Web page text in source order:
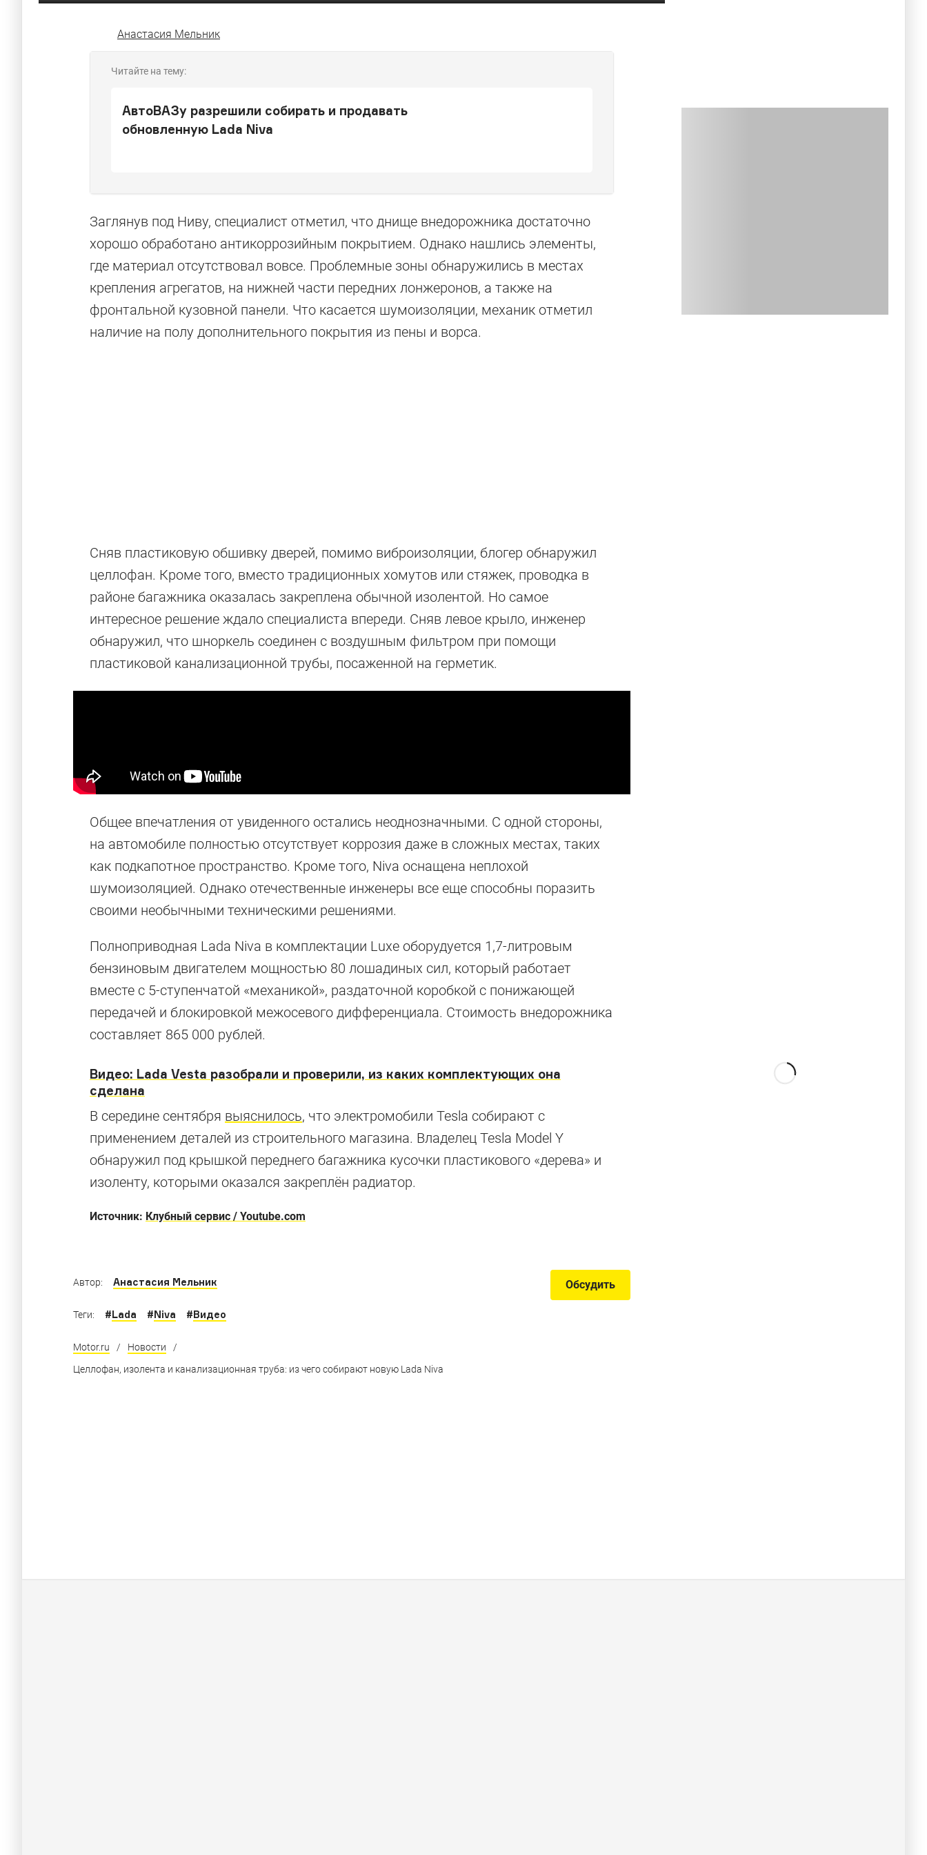
Анастасия Мельник
Читайте на тему:
АвтоВАЗу разрешили собирать и продавать
обновленную Lada Niva
Заглянув под Ниву, специалист отметил, что днище внедорожника достаточно
хорошо обработано антикоррозийным покрытием. Однако нашлись элементы,
где материал отсутствовал вовсе. Проблемные зоны обнаружились в местах
крепления агрегатов, на нижней части передних лонжеронов, а также на
фронтальной кузовной панели. Что касается шумоизоляции, механик отметил
наличие на полу дополнительного покрытия из пены и ворса.
Сняв пластиковую обшивку дверей, помимо виброизоляции, блогер обнаружил
целлофан. Кроме того, вместо традиционных хомутов или стяжек, проводка в
районе багажника оказалась закреплена обычной изолентой. Но самое
интересное решение ждало специалиста впереди. Сняв левое крыло, инженер
обнаружил, что шноркель соединен с воздушным фильтром при помощи
пластиковой канализационной трубы, посаженной на герметик.
Общее впечатления от увиденного остались неоднозначными. С одной стороны,
на автомобиле полностью отсутствует коррозия даже в сложных местах, таких
как подкапотное пространство. Кроме того, Niva оснащена неплохой
шумоизоляцией. Однако отечественные инженеры все еще способны поразить
своими необычными техническими решениями.
Полноприводная Lada Niva в комплектации Luxe оборудуется 1,7-литровым
бензиновым двигателем мощностью 80 лошадиных сил, который работает
вместе с 5-ступенчатой «механикой», раздаточной коробкой с понижающей
передачей и блокировкой межосевого дифференциала. Стоимость внедорожника
составляет 865 000 рублей.
Видео: Lada Vesta разобрали и проверили, из каких комплектующих она
сделана
В середине сентября выяснилось, что электромобили Tesla собирают с
применением деталей из строительного магазина. Владелец Tesla Model Y
обнаружил под крышкой переднего багажника кусочки пластикового «дерева» и
изоленту, которыми оказался закреплён радиатор.
Источник: Клубный сервис / Youtube.com
Необычные «Нивы»
12 модификаций легендарного внедорожника, о которых вы не знали
Обсудить
Автор: Анастасия Мельник
Теги: #Lada #Niva #Видео
Motor.ru / Новости
/
Целлофан, изолента и канализационная труба: из чего собирают новую Lada Niva